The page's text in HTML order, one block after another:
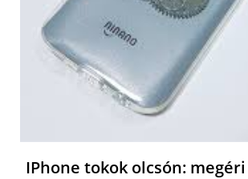
IPhone tokok olcsón: